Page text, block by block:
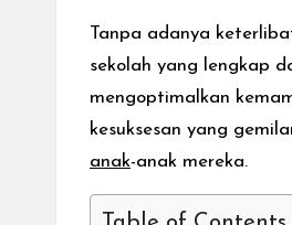
Tanpa adanya
sekolah yang lengkap
mengoptimalkan
kesuksesan yang
anak-anak mereka.